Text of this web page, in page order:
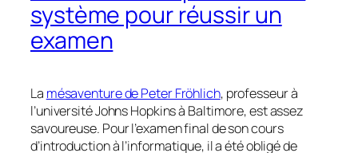
système pour réussir un
examen
La mésaventure de Peter Fröhlich, professeur à
l’université Johns Hopkins à Baltimore, est assez
savoureuse. Pour l’examen final de son cours
d’introduction à l’informatique, il a été obligé de